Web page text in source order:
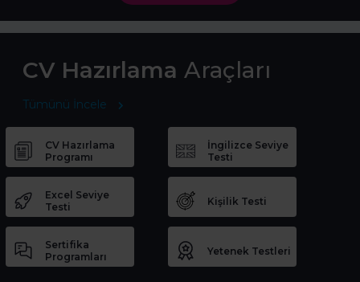
CV Hazırlama Araçları
Tümünü İncele
CV Hazırlama
Programı
İngilizce Seviye
Testi
Excel Seviye
Testi
Kişilik Testi
Sertifika
Programları
Yetenek Testleri